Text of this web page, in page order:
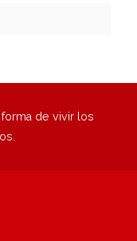
de vivir los